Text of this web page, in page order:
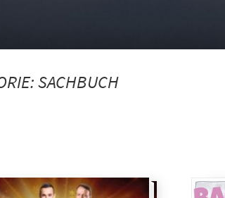
SACHBUCH